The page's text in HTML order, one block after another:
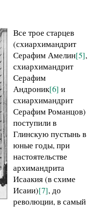
Все трое старцев
(схиархимандрит
Серафим Амелин[5],
схиархимандрит
Серафим
Андроник[6] и
схиархимандрит
Серафим Романцов)
поступили в
Глинскую пустынь в
юные годы, при
настоятельстве
архимандрита
Исаакия (в схиме
Исаии)[7], до
революции, в самый